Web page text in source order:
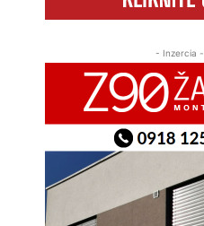
- Inzercia -